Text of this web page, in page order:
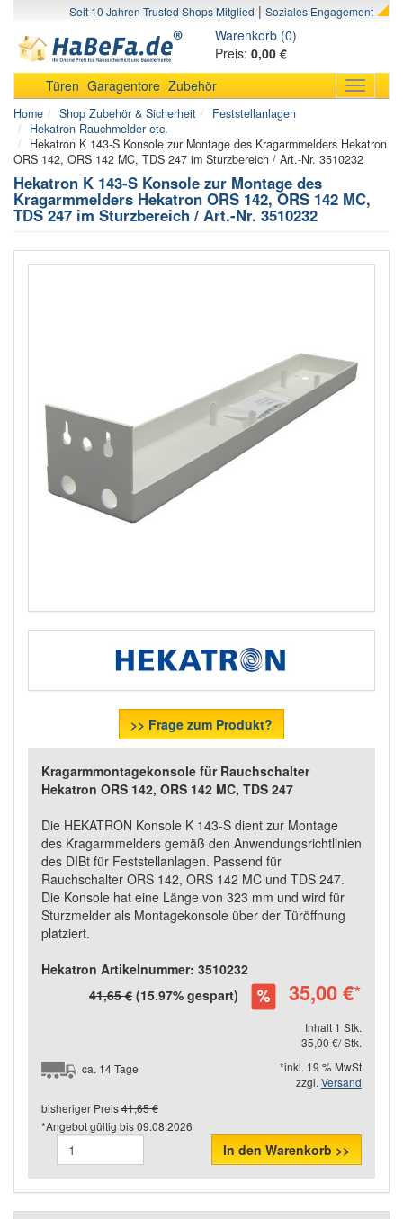
Seit 10 Jahren Trusted Shops Mitglied | Soziales Engagement
Warenkorb (0)
Preis: 0,00 €
Toggle
Türen Garagentore Zubehör
Home Shop Zubehör & Sicherheit
Feststellanlagen
Hekatron Rauchmelder etc.
Hekatron K 143-S Konsole zur Montage des Kragarmmelders Hekatron
ORS 142, ORS 142 MC, TDS 247 im Sturzbereich / Art.-Nr. 3510232
Hekatron K 143-S Konsole zur Montage des
Kragarmmelders Hekatron ORS 142, ORS 142 MC,
TDS 247 im Sturzbereich / Art.-Nr. 3510232
>> Frage zum Produkt?
Kragarmmontagekonsole für Rauchschalter
Hekatron ORS 142, ORS 142 MC, TDS 247
Die HEKATRON Konsole K 143-S dient zur Montage
des Kragarmmelders gemäß den Anwendungsrichtlinien
des DIBt für Feststellanlagen. Passend für
Rauchschalter ORS 142, ORS 142 MC und TDS 247.
Die Konsole hat eine Länge von 323 mm und wird für
Sturzmelder als Montagekonsole über der Türöffnung
platziert.
Hekatron Artikelnummer: 3510232
41,65 € (15.97% gespart) 35,00 €*
Inhalt 1 Stk.
35,00 €/ Stk.
ca. 14 Tage
*inkl. 19 % MwSt
zzgl. Versand
bisheriger Preis41,65 €
*Angebot gültig bis09.08.2026
In den Warenkorb >>